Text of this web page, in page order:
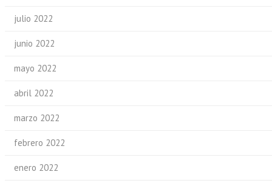
julio 2022
junio 2022
mayo 2022
abril 2022
marzo 2022
febrero 2022
enero 2022